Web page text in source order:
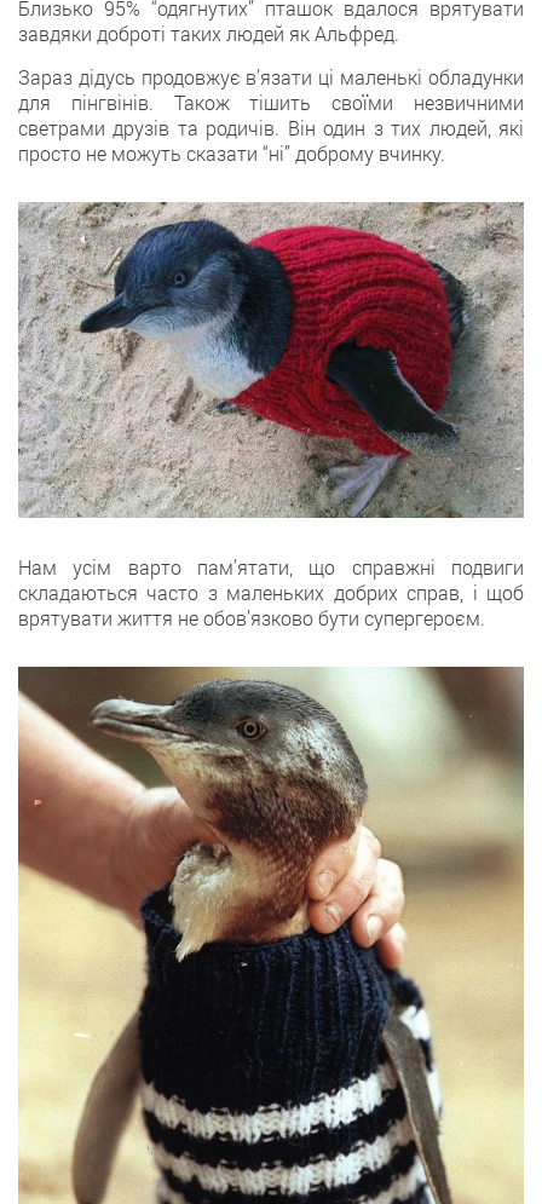
Близько 95% “одягнутих” пташок вдалося врятувати
завдяки доброті таких людей як Альфред.
Зараз дідусь продовжує в’язати ці маленькі обладунки
для пінгвінів. Також тішить своїми незвичними
светрами друзів та родичів. Він один з тих людей, які
просто не можуть сказати “ні” доброму вчинку.
Нам усім варто пам’ятати, що справжні подвиги
складаються часто з маленьких добрих справ, і щоб
врятувати життя не обов’язково бути супергероєм.